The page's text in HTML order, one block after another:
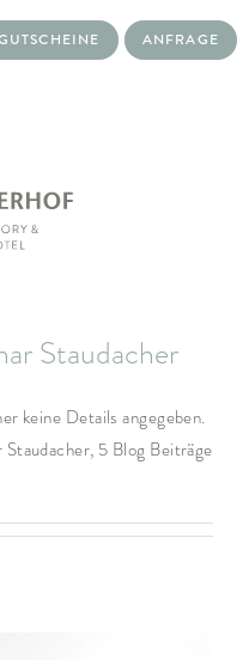
ANFRAGE
Staudacher
keine Details angegeben.
Staudacher, 5 Blog Beiträge